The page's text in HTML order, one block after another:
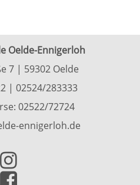
Oelde-Ennigerloh
7 | 59302 Oelde
| 02524/283333
02522/72724
ennigerloh.de